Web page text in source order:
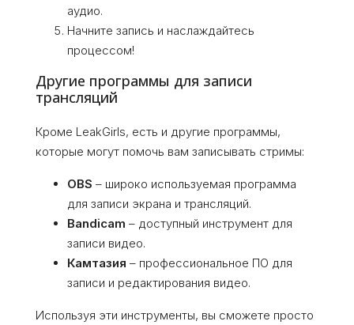
аудио.
Начните запись и наслаждайтесь
процессом!
Другие программы для записи
трансляций
Кроме LeakGirls, есть и другие программы,
которые могут помочь вам записывать стримы:
OBS – широко используемая программа
для записи экрана и трансляций.
Bandicam – доступный инструмент для
записи видео.
Камтазия – профессиональное ПО для
записи и редактирования видео.
Используя эти инструменты, вы сможете просто